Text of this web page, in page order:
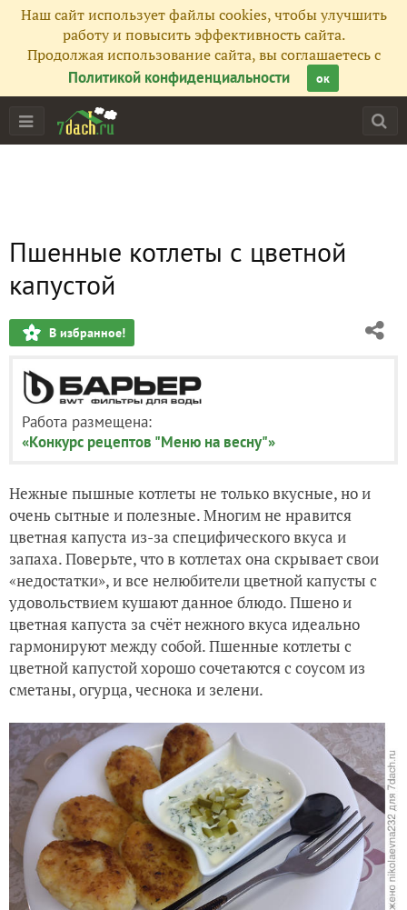
Наш сайт использует файлы cookies, чтобы улучшить
работу и повысить эффективность сайта.
Продолжая использование сайта, вы соглашаетесь с
Политикой конфиденциальности
ок
Пшенные котлеты с цветной
капустой
В избранное!
Работа размещена:
«Конкурс рецептов "Меню на весну"»
Нежные пышные котлеты не только вкусные, но и
очень сытные и полезные. Многим не нравится
цветная капуста из-за специфического вкуса и
запаха. Поверьте, что в котлетах она скрывает свои
«недостатки», и все нелюбители цветной капусты с
удовольствием кушают данное блюдо. Пшено и
цветная капуста за счёт нежного вкуса идеально
гармонируют между собой. Пшенные котлеты с
цветной капустой хорошо сочетаются с соусом из
сметаны, огурца, чеснока и зелени.